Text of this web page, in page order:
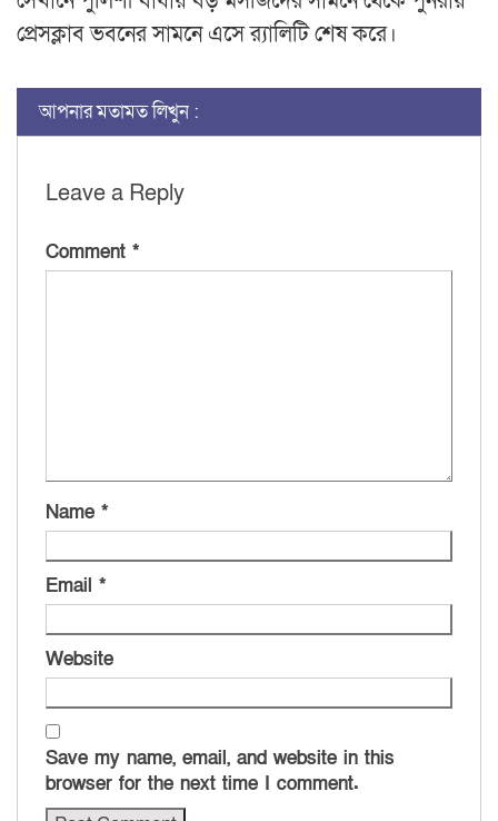
প্রেসক্লাব ভবনের সামনে এসে র‌্যালিটি শেষ করে।
আপনার মতামত লিখুন :
Leave a Reply
Comment *
Name *
Email *
Website
Save my name, email, and website in this
browser for the next time I comment.